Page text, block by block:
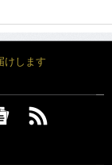
けします